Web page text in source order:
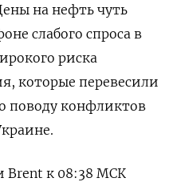
на нефть чуть
слабого спроса в
риска
которые перевесили
поводу конфликтов
Brent к 08:38 МСК